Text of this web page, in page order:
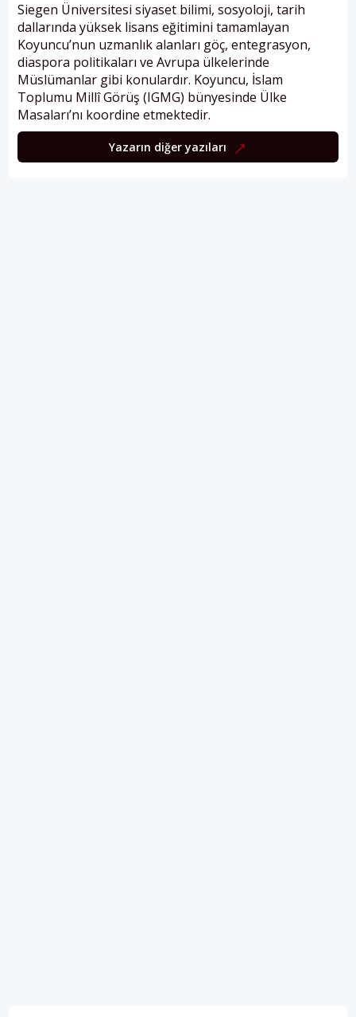
Siegen Üniversitesi siyaset bilimi, sosyoloji, tarih
dallarında yüksek lisans eğitimini tamamlayan
Koyuncu’nun uzmanlık alanları göç, entegrasyon,
diaspora politikaları ve Avrupa ülkelerinde
Müslümanlar gibi konulardır. Koyuncu, İslam
Toplumu Millî Görüş (IGMG) bünyesinde Ülke
Masaları’nı koordine etmektedir.
Yazarın diğer yazıları